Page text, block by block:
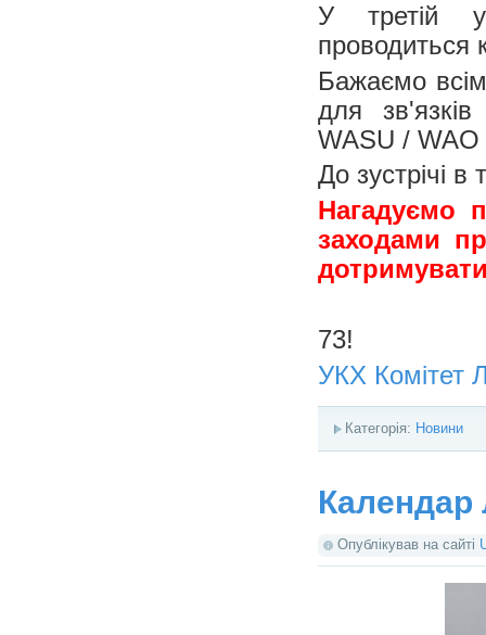
У третій
проводиться
Бажаємо
для
WASU / WAO
До зустрічі в
Нагадуємо
заходами
73!
УКХ Комітет
Категорія: Новини
Календар
Опублікував на сайті